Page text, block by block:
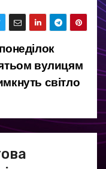
вулицям
світло